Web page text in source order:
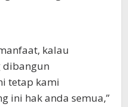
kalau
dibangun
tetap kami
ini hak anda semua,”